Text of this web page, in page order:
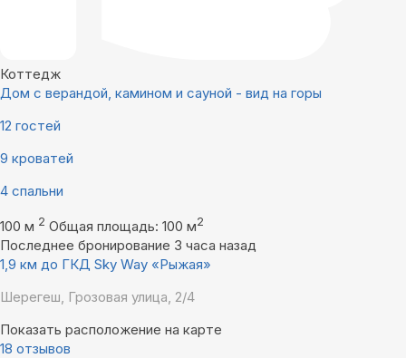
Коттедж
Дом с верандой, камином и сауной - вид на горы
12 гостей
9 кроватей
4 спальни
100 м 2 Общая площадь: 100 м2
Последнее бронирование 3 часа назад
1,9 км до ГКД Sky Way «Рыжая»
Шерегеш, Грозовая улица, 2/4
Показать расположение на карте
18 отзывов